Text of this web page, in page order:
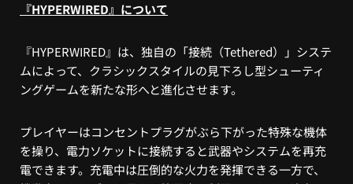
『HYPERWIRED』について
『HYPERWIRED』は、独自の「接続（Tethered）」システ
ムによって、クラシックスタイルの見下ろし型シューティ
ングゲームを新たな形へと進化させます。
プレイヤーはコンセントプラグがぶら下がった特殊な機体
を操り、電力ソケットに接続すると武器やシステムを再充
電できます。充電中は圧倒的な火力を発揮できる一方で、